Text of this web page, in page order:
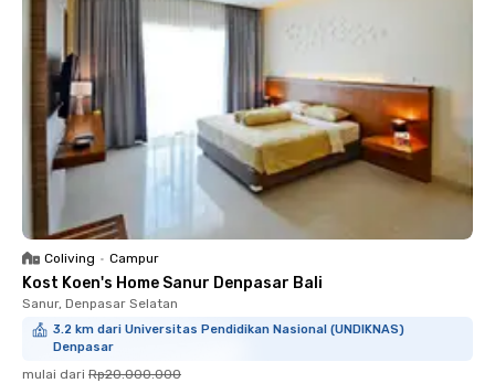
Coliving • Campur
Kost Koen's Home Sanur Denpasar Bali
Sanur, Denpasar Selatan
3.2 km dari Universitas Pendidikan Nasional (UNDIKNAS)
Denpasar
mulai dari Rp20.000.000